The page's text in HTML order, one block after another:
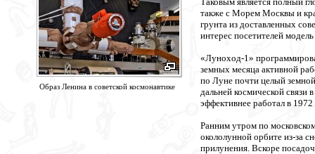
Образ Ленина в советской космонавтике
также с Морем Москвы и
грунта из доставленных
интерес посетителей
«Луноход-1»
земных месяца активной
по Луне почти целый
дальней космической
эффективнее работал в
Ранним утром по
окололунной орбите из-за
прилунения. Вскоре